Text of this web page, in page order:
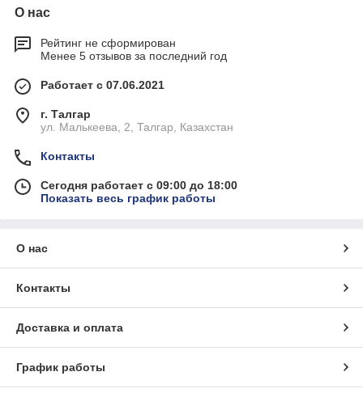
О нас
Рейтинг не сформирован
Менее 5 отзывов за последний год
Работает с 07.06.2021
г. Талгар
ул. Малькеева, 2, Талгар, Казахстан
Контакты
Сегодня работает с 09:00 до 18:00
Показать весь график работы
О нас
Контакты
Доставка и оплата
График работы